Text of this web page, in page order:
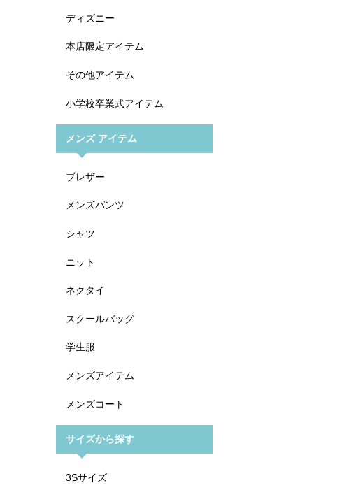
ディズニー
本店限定アイテム
その他アイテム
小学校卒業式アイテム
メンズ アイテム
ブレザー
メンズパンツ
シャツ
ニット
ネクタイ
スクールバッグ
学生服
メンズアイテム
メンズコート
サイズから探す
3Sサイズ